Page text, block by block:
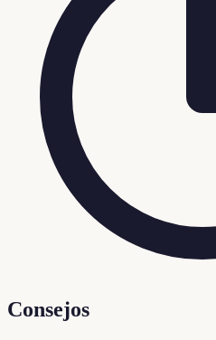
Consejos